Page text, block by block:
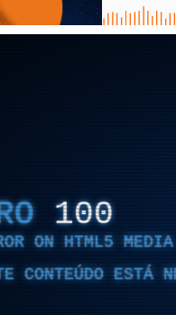
100
ON HTML5
CONTEÚDO ESTÁ